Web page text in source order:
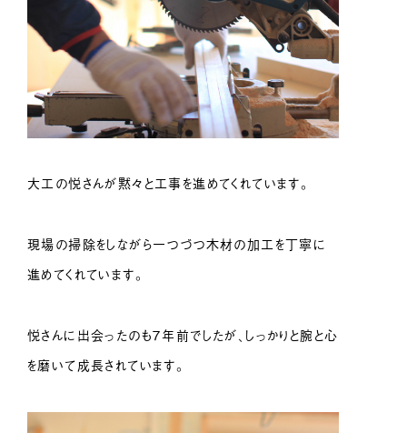
大工の悦さんが黙々と工事を進めてくれています。
現場の掃除をしながら一つづつ木材の加工を丁寧に
進めてくれています。
悦さんに出会ったのも７年前でしたが、しっかりと腕と心
を磨いて成長されています。